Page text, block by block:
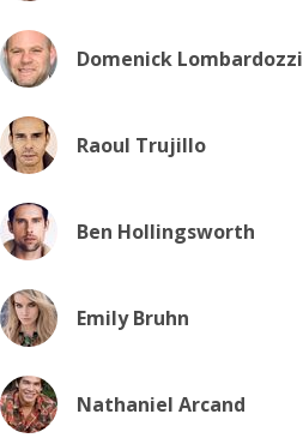
Domenick Lombardozzi
Raoul Trujillo
Ben Hollingsworth
Emily Bruhn
Nathaniel Arcand